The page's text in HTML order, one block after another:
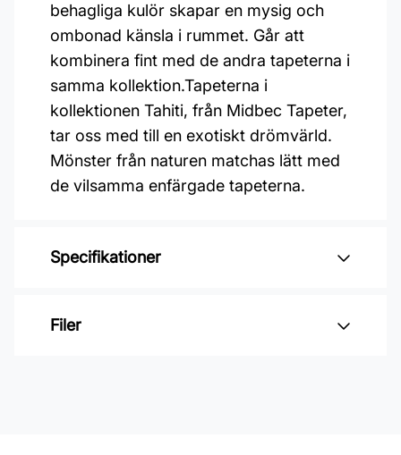
behagliga kulör skapar en mysig och
ombonad känsla i rummet. Går att
kombinera fint med de andra tapeterna i
samma kollektion.Tapeterna i
kollektionen Tahiti, från Midbec Tapeter,
tar oss med till en exotiskt drömvärld.
Mönster från naturen matchas lätt med
de vilsamma enfärgade tapeterna.
Specifikationer
Varumärke: Midbec Tapeter
Filer